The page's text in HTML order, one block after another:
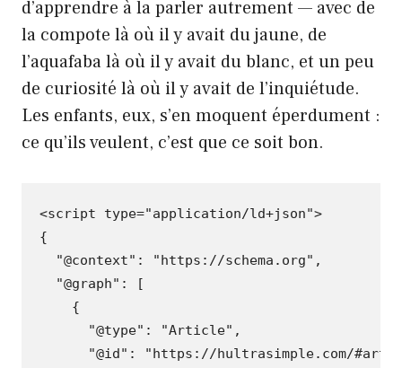
d’apprendre à la parler autrement — avec de
la compote là où il y avait du jaune, de
l’aquafaba là où il y avait du blanc, et un peu
de curiosité là où il y avait de l’inquiétude.
Les enfants, eux, s’en moquent éperdument :
ce qu’ils veulent, c’est que ce soit bon.
<script type="application/ld+json">
{
"@context" : "https://schema.org" ,
"@graph" :
[
{
"@type" : "Article" ,
"@id" :
"https://hultrasimple.com/